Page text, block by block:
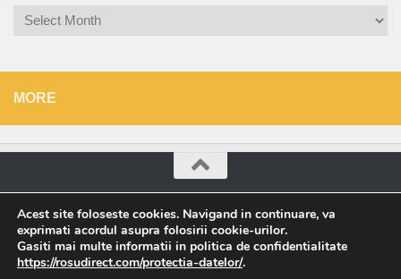
Arhiva
MORE
Roșu Direct © 2026. All Rights Reserved.
Powered by - Designed with theHueman theme
Acest site foloseste cookies. Navigand in continuare, va
exprimati acordul asupra folosirii cookie-urilor.
Gasiti mai multe informatii in politica de confidentialitate
https://rosudirect.com/protectia-datelor/.